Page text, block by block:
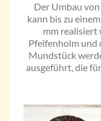
Der Umbau
kann bis zu
mm realisiert
Pfeifenholm und
Mundstück
ausgeführt, die